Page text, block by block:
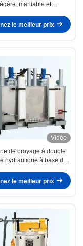
légère, maniable et
le meilleur prix
Vidéo
de broyage à double
hydraulique à base de
de peinture à base de
thermoplastique
le meilleur prix